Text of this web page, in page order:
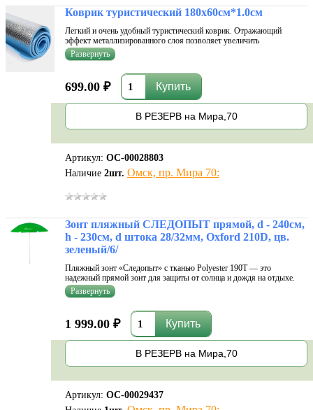
Коврик туристический 180х60см*1.0см
Легкий и очень удобный туристический коврик. Отражающий
эффект металлизированного слоя позволяет увеличить
термоизоляционные свойства коврика без увеличения толщины
материала, в результате чего его можно использовать при более
699.00 ₽
В РЕЗЕРВ на Мира,70
Артикул: ОС-00028803
Наличие 2шт. Омск, пр. Мира 70:
Зонт пляжный СЛЕДОПЫТ прямой, d - 240см,
h - 230см, d штока 28/32мм, Oxford 210D, цв.
зеленый/6/
Пляжный зонт «Следопыт» с тканью Polyester 190T — это
надежный прямой зонт для защиты от солнца и дождя на отдыхе.
Прочный купол из легкой, но устойчивой ткани обеспечивает
быструю сушку и долговечность, а стальной шток диаметром 19/22
1 999.00 ₽
В РЕЗЕРВ на Мира,70
Артикул: ОС-00029437